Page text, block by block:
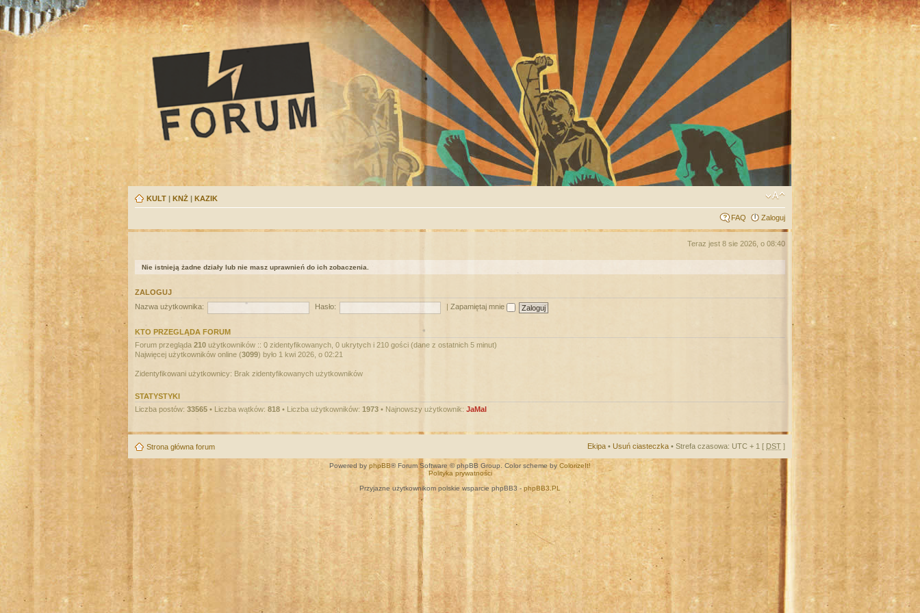
KULT | KNŻ | KAZIK
FAQ Zaloguj
Teraz jest 8 sie 2026, o 08:40
Nie istnieją żadne działy lub nie masz uprawnień do ich zobaczenia.
ZALOGUJ
Nazwa użytkownika:
Hasło: Zapamiętaj mnie
KTO PRZEGLĄDA FORUM
Forum przegląda 210 użytkowników :: 0 zidentyfikowanych, 0 ukrytych i 210 gości (dane z ostatnich 5 minut)
Najwięcej użytkowników online (3099) było 1 kwi 2026, o 02:21
Zidentyfikowani użytkownicy: Brak zidentyfikowanych użytkowników
STATYSTYKI
Liczba postów: 33565 • Liczba wątków: 818 • Liczba użytkowników: 1973 • Najnowszy użytkownik: JaMal
Strona główna forum Ekipa • Usuń ciasteczka • Strefa czasowa: UTC + 1 [ DST ]
Powered by phpBB® Forum Software © phpBB Group. Color scheme by ColorizeIt!
Polityka prywatności
Przyjazne użytkownikom polskie wsparcie phpBB3 - phpBB3.PL